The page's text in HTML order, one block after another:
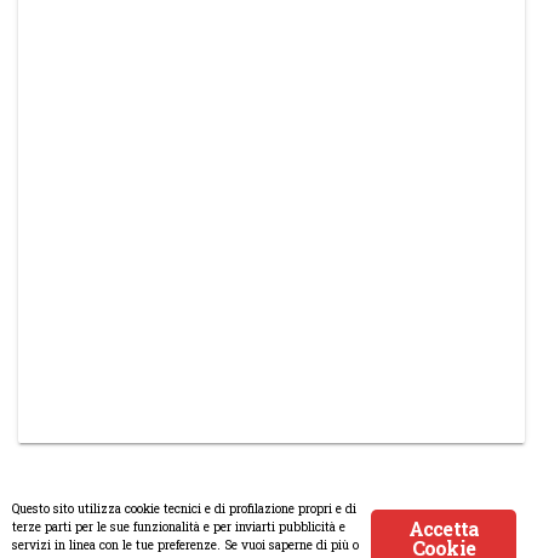
Accetta
Cookie
Questo sito utilizza cookie tecnici e di profilazione propri e di
terze parti per le sue funzionalità e per inviarti pubblicità e
servizi in linea con le tue preferenze. Se vuoi saperne di più o